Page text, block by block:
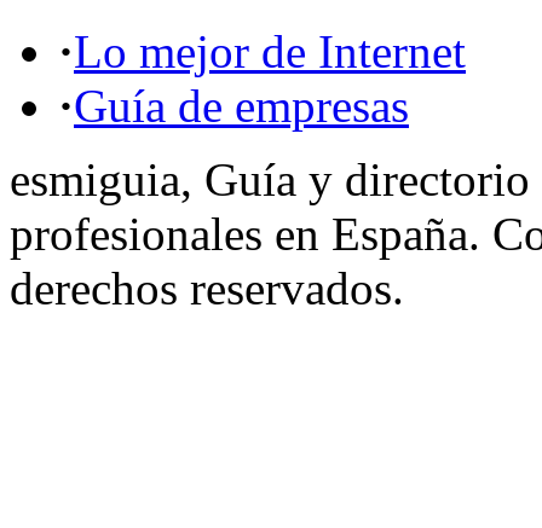
·Lo mejor de Internet
·Guía de empresas
esmiguia, Guía y directorio
profesionales en España.
derechos reservados.